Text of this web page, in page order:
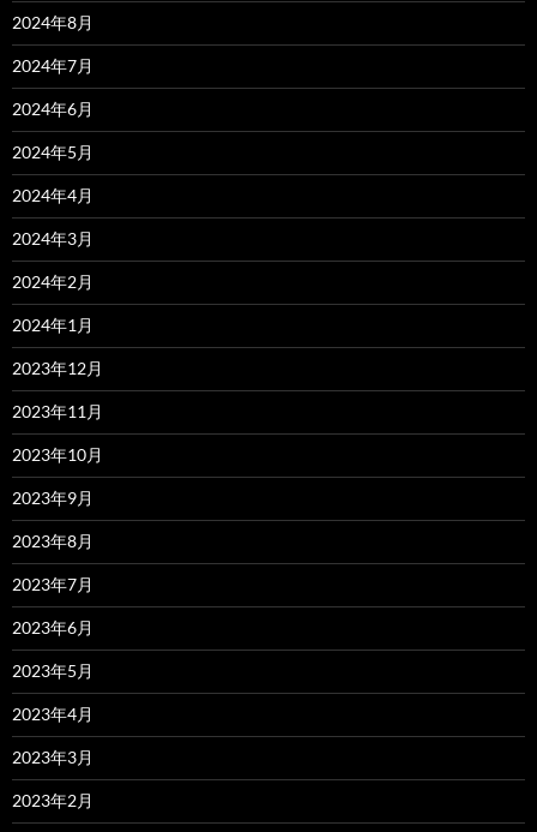
2024年8月
2024年7月
2024年6月
2024年5月
2024年4月
2024年3月
2024年2月
2024年1月
2023年12月
2023年11月
2023年10月
2023年9月
2023年8月
2023年7月
2023年6月
2023年5月
2023年4月
2023年3月
2023年2月